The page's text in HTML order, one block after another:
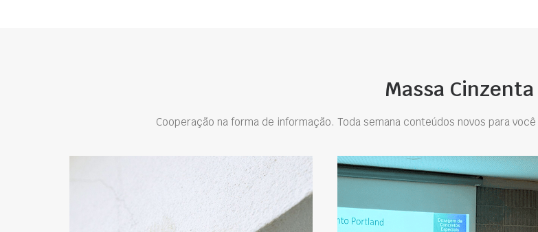
Massa Cinzenta
Cooperação na forma de informação. Toda semana conteúdos novos para